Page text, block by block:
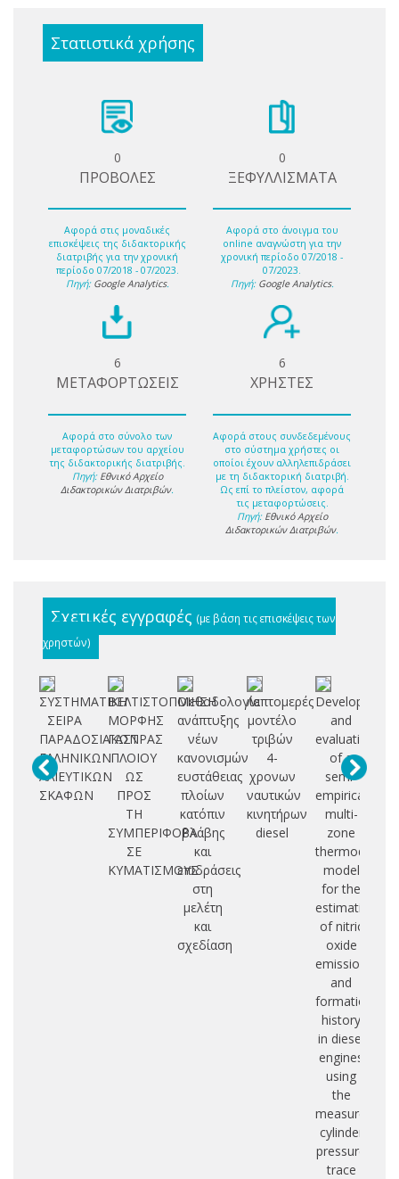
Στατιστικά χρήσης
0
ΠΡΟΒΟΛΕΣ
Αφορά στις μοναδικές
επισκέψεις της διδακτορικής
διατριβής για την χρονική
περίοδο 07/2018 - 07/2023.
Πηγή: Google Analytics.
0
ΞΕΦΥΛΛΙΣΜΑΤΑ
Αφορά στο άνοιγμα του
online αναγνώστη για την
χρονική περίοδο 07/2018 -
07/2023.
Πηγή: Google Analytics.
6
ΜΕΤΑΦΟΡΤΩΣΕΙΣ
Αφορά στο σύνολο των
μεταφορτώσων του αρχείου
της διδακτορικής διατριβής.
Πηγή: Εθνικό Αρχείο
Διδακτορικών Διατριβών.
6
ΧΡΗΣΤΕΣ
Αφορά στους συνδεδεμένους
στο σύστημα χρήστες οι
οποίοι έχουν αλληλεπιδράσει
με τη διδακτορική διατριβή.
Ως επί το πλείστον, αφορά
τις μεταφορτώσεις.
Πηγή: Εθνικό Αρχείο
Διδακτορικών Διατριβών.
Σχετικές εγγραφές (με βάση τις επισκέψεις των
χρηστών)
ΣΥΣΤΗΜΑΤΙΚΗ
ΣΕΙΡΑ
ΠΑΡΑΔΟΣΙΑΚΩΝ
ΕΛΛΗΝΙΚΩΝ
ΑΛΙΕΥΤΙΚΩΝ
ΣΚΑΦΩΝ
ΒΕΛΤΙΣΤΟΠΟΙΗΣΗ
ΜΟΡΦΗΣ
ΓΑΣΤΡΑΣ
ΠΛΟΙΟΥ
ΩΣ
ΠΡΟΣ
ΤΗ
ΣΥΜΠΕΡΙΦΟΡΑ
ΣΕ
ΚΥΜΑΤΙΣΜΟΥΣ
Μεθοδολογία
ανάπτυξης
νέων
κανονισμών
ευστάθειας
πλοίων
κατόπιν
βλάβης
και
επιδράσεις
στη
μελέτη
και
σχεδίαση
Λεπτομερές
μοντέλο
τριβών
4-
χρονων
ναυτικών
κινητήρων
diesel
Development
and
evaluation
of a
semi-
empirical
multi-
zone
model
for the
estimation
of nitric
oxide
emissions
and
formation
history
in diesel
engines
using
the
measured
cylinder
pressure
trace